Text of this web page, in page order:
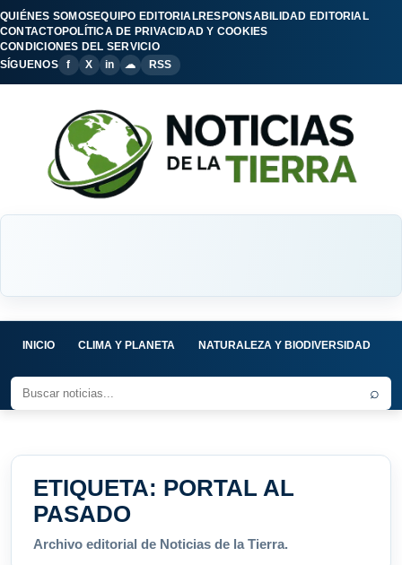
QUIÉNES SOMOSEQUIPO EDITORIALRESPONSABILIDAD EDITORIAL
CONTACTOPOLÍTICA DE PRIVACIDAD Y COOKIES
CONDICIONES DEL SERVICIO
SÍGUENOS
f X in ☁ RSS
INICIO CLIMA Y PLANETA NATURALEZA Y BIODIVERSIDAD
⌕
ETIQUETA: PORTAL AL
PASADO
Archivo editorial de Noticias de la Tierra.